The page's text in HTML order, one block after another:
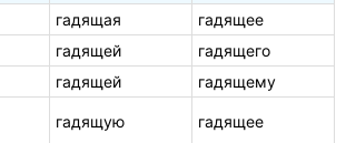
гадящая
гадящее
гадящей
гадящего
гадящей гадящему
гадящую гадящее